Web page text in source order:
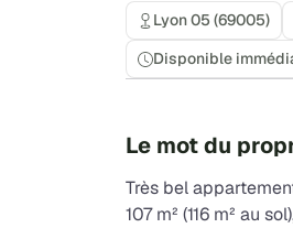
Lyon 05 (69005)
Disponible
Le mot du
Très bel
107 m² (116 m² au